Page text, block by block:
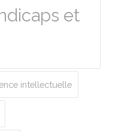
et
intellectuelle